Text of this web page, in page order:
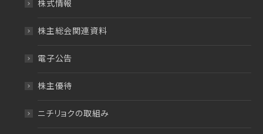
株式情報
株主総会関連資料
電子公告
株主優待
ニチリョクの取組み